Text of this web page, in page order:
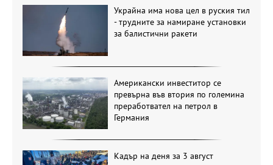
Украйна има нова цел в руския тил
- трудните за намиране установки
за балистични ракети
Американски инвеститор се
превърна във втория по големина
преработвател на петрол в
Германия
Кадър на деня за 3 август